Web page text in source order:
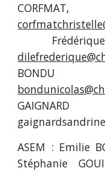
corfmatchristelle
dilefrederique
bondunicolas
ASEM : Emilie
Stéphanie